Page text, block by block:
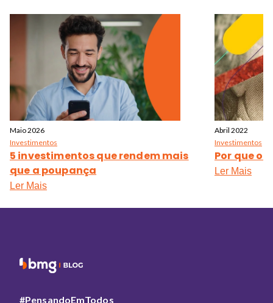
Maio 2026
Investimentos
5 investimentos que rendem mais
que a poupança
Ler Mais
Abril 2022
Investimentos
Por que o
Ler Mais
#PensandoEmTodos